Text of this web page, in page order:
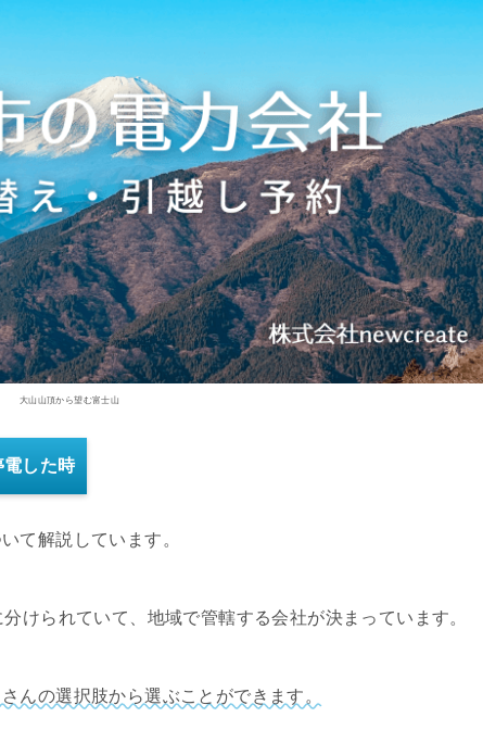
大山山頂から望む富士山
電した時
て解説しています。
けられていて、地域で管轄する会社が決まっています。
んの選択肢から選ぶことができます。